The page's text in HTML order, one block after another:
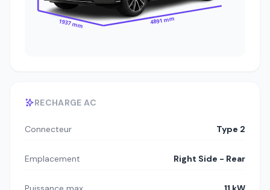
1937 mm 4891 mm
RECHARGE AC
Connecteur Type 2
Emplacement Right Side - Rear